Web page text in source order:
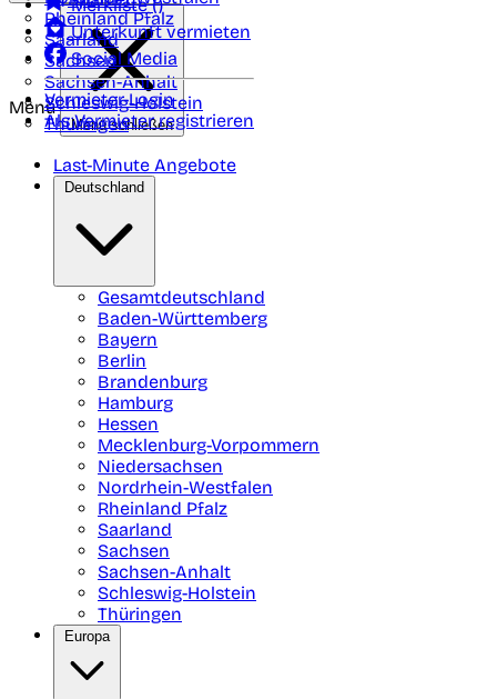
Rheinland Pfalz
Saarland
Sachsen
Sachsen-Anhalt
Schleswig-Holstein
Thüringen
Merkliste ()
Unterkunft vermieten
Social Media
Vermieter-Login
Als Vermieter registrieren
Menü
Menü schließen
Last-Minute Angebote
Deutschland
Gesamtdeutschland
Baden-Württemberg
Bayern
Berlin
Brandenburg
Hamburg
Hessen
Mecklenburg-Vorpommern
Niedersachsen
Nordrhein-Westfalen
Rheinland Pfalz
Saarland
Sachsen
Sachsen-Anhalt
Schleswig-Holstein
Thüringen
Europa